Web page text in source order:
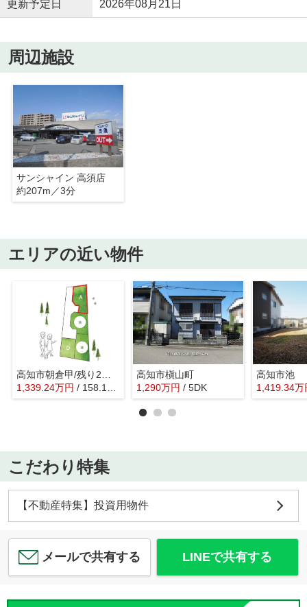
更新予定日 2026年08月21日
周辺施設
サンシャイン 高須店
約207m／3分
エリアの近い物件
1,339.24万円 / 158.13㎡
高知市槇山町
1,290万円 / 5DK
高知市池
1,419.34万
こだわり特集
【不動産特集】投資用物件
メールで共有する LINEで共有する